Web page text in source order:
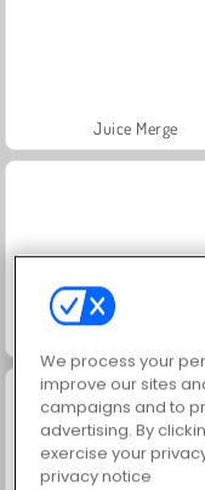
Juice Merge
We process your
improve our sites
campaigns and to
advertising. By
exercise your
privacy notice